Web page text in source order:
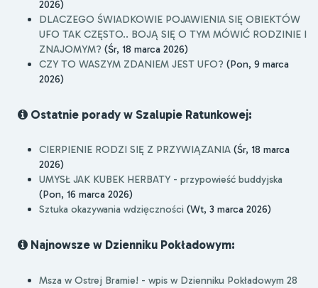
2026)
DLACZEGO ŚWIADKOWIE POJAWIENIA SIĘ OBIEKTÓW
UFO TAK CZĘSTO.. BOJĄ SIĘ O TYM MÓWIĆ RODZINIE I
ZNAJOMYM? (Śr, 18 marca 2026)
CZY TO WASZYM ZDANIEM JEST UFO? (Pon, 9 marca
2026)
Ostatnie porady w Szalupie Ratunkowej:
CIERPIENIE RODZI SIĘ Z PRZYWIĄZANIA (Śr, 18 marca
2026)
UMYSŁ JAK KUBEK HERBATY - przypowieść buddyjska
(Pon, 16 marca 2026)
Sztuka okazywania wdzięczności (Wt, 3 marca 2026)
Najnowsze w Dzienniku Pokładowym:
Msza w Ostrej Bramie! - wpis w Dzienniku Pokładowym 28